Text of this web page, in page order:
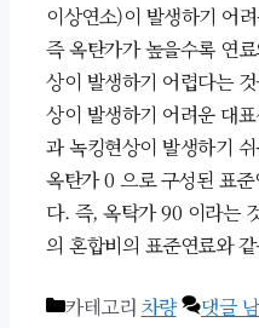
이상연소)이 발생하기 어
즉 옥탄가가 높을수록 연
상이 발생하기 어렵다는
상이 발생하기 어려운 대
과 녹킹현상이 발생하기
옥탄가 0 으로 구성된 표
다. 즉, 옥탁가 90 이라는
의 혼합비의 표준연료와
카테고리 차량 댓글